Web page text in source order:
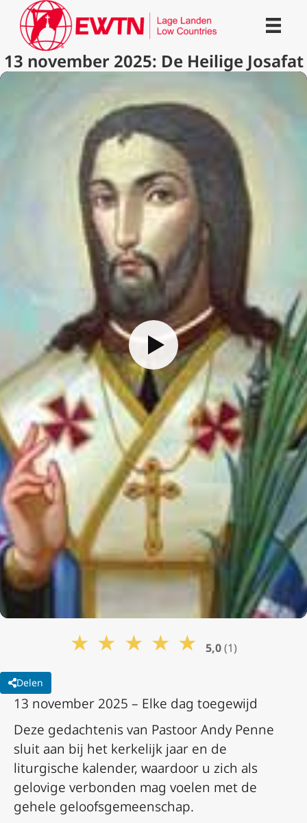
13 november 2025: De Heilige Josafat
★ ★ ★ ★ ★ 5,0(1)
Delen
13 november 2025 – Elke dag toegewijd
Deze gedachtenis van Pastoor Andy Penne
sluit aan bij het kerkelijk jaar en de
liturgische kalender, waardoor u zich als
gelovige verbonden mag voelen met de
gehele geloofsgemeenschap.